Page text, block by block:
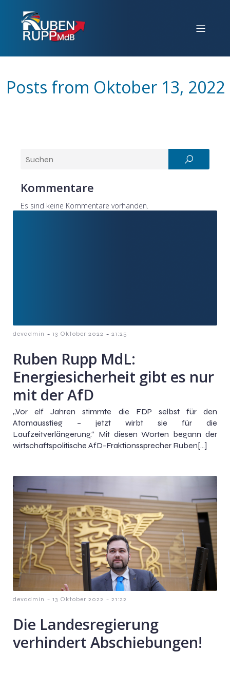
Posts from Oktober 13, 2022
Kommentare
Es sind keine Kommentare vorhanden.
devadmin - 13 Oktober 2022 - 21:25
Ruben Rupp MdL:
Energiesicherheit gibt es nur
mit der AfD
„Vor elf Jahren stimmte die FDP selbst für den
Atomausstieg – jetzt wirbt sie für die
Laufzeitverlängerung.“ Mit diesen Worten begann der
wirtschaftspolitische AfD-Fraktionssprecher Ruben[…]
devadmin - 13 Oktober 2022 - 21:22
Die Landesregierung
verhindert Abschiebungen!